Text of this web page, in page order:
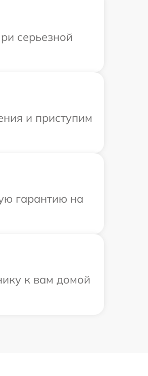
серьезной
и приступим
гарантию на
к вам домой